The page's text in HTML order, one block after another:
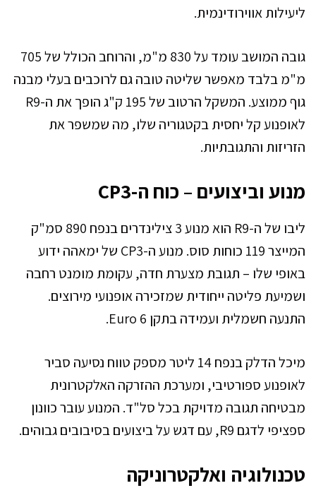
ליעילות אווירודינמית.
גובה המושב עומד על 830 מ"מ, והרוחב הכולל של 705
מ"מ בלבד מאפשר שליטה טובה גם לרוכבים בעלי מבנה
גוף ממוצע. המשקל הרטוב של 195 ק"ג הופך את ה-R9
לאופנוע קל יחסית בקטגוריה שלו, מה שמשפר את
הזריזות והתגובתיות.
מנוע וביצועים – כוח ה-CP3
ליבו של ה-R9 הוא מנוע 3 צילינדרים בנפח 890 סמ"ק
המייצר 119 כוחות סוס. מנוע ה-CP3 של ימאהה ידוע
באופי שלו – תגובת מצערת חדה, עקומת מומנט רחבה
ושמיעת פליטה ייחודית שמזכירה אופנועי מירוצים.
התנעה חשמלית ועמידה בתקן Euro 6.
מיכל הדלק בנפח 14 ליטר מספק טווח נסיעה סביר
לאופנוע ספורטיבי, ומערכת ההזרקה האלקטרונית
מבטיחה תגובה מדויקת בכל סל"ד. המנוע עובר כוונון
ספציפי לדגם R9, עם דגש על ביצועים בסיבובים גבוהים.
טכנולוגיה ואלקטרוניקה